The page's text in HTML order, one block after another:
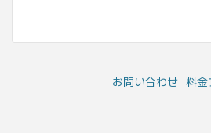
お問い合わせ 料金